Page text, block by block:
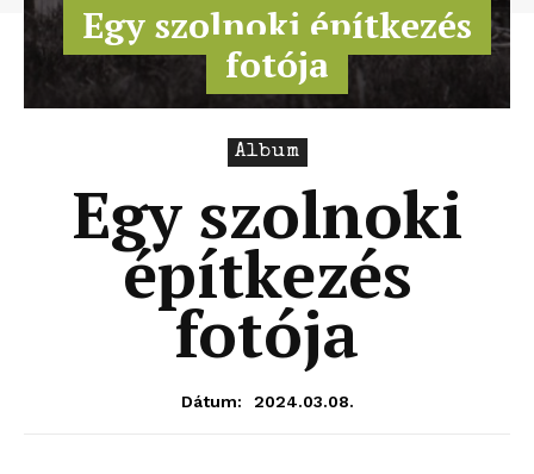
Egy szolnoki építkezés
fotója
Album
Egy szolnoki
építkezés
fotója
Dátum: 2024.03.08.